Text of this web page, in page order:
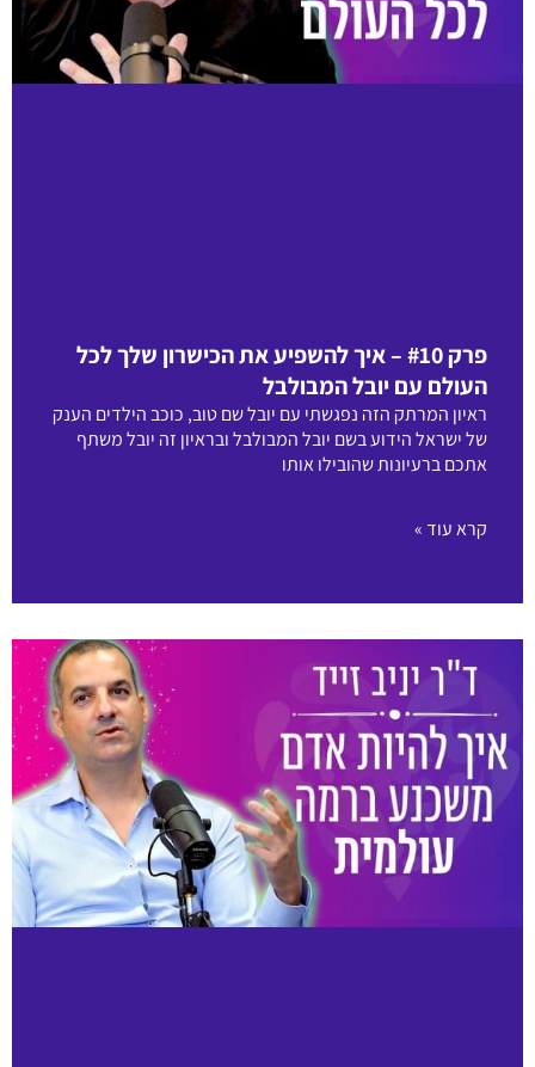
פרק #10 – איך להשפיע את הכישרון שלך לכל
העולם עם יובל המבולבל
ראיון המרתק הזה נפגשתי עם יובל שם טוב, כוכב הילדים הענק
של ישראל הידוע בשם יובל המבולבל ובראיון זה יובל משתף
אתכם ברעיונות שהובילו אותו
קרא עוד »